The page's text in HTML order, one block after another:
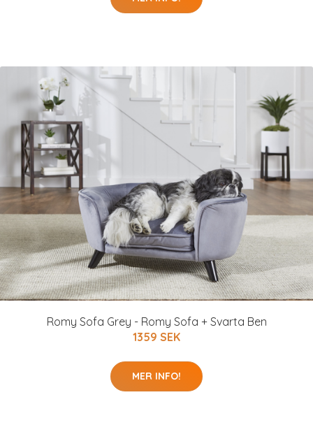
Romy Sofa Grey - Romy Sofa + Svarta Ben
1359 SEK
MER INFO!